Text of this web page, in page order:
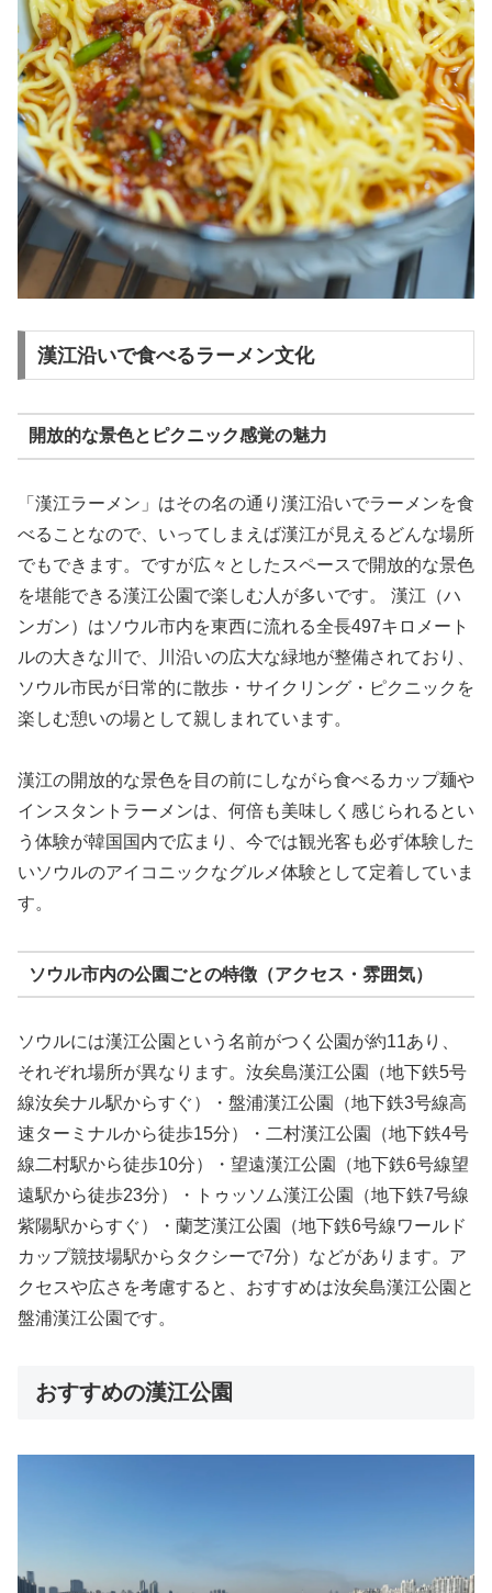
漢江沿いで食べるラーメン文化
開放的な景色とピクニック感覚の魅力
「漢江ラーメン」はその名の通り漢江沿いでラーメンを食
べることなので、いってしまえば漢江が見えるどんな場所
でもできます。ですが広々としたスペースで開放的な景色
を堪能できる漢江公園で楽しむ人が多いです。 漢江（ハ
ンガン）はソウル市内を東西に流れる全長497キロメート
ルの大きな川で、川沿いの広大な緑地が整備されており、
ソウル市民が日常的に散歩・サイクリング・ピクニックを
楽しむ憩いの場として親しまれています。
漢江の開放的な景色を目の前にしながら食べるカップ麺や
インスタントラーメンは、何倍も美味しく感じられるとい
う体験が韓国国内で広まり、今では観光客も必ず体験した
いソウルのアイコニックなグルメ体験として定着していま
す。
ソウル市内の公園ごとの特徴（アクセス・雰囲気）
ソウルには漢江公園という名前がつく公園が約11あり、
それぞれ場所が異なります。汝矣島漢江公園（地下鉄5号
線汝矣ナル駅からすぐ）・盤浦漢江公園（地下鉄3号線高
速ターミナルから徒歩15分）・二村漢江公園（地下鉄4号
線二村駅から徒歩10分）・望遠漢江公園（地下鉄6号線望
遠駅から徒歩23分）・トゥッソム漢江公園（地下鉄7号線
紫陽駅からすぐ）・蘭芝漢江公園（地下鉄6号線ワールド
カップ競技場駅からタクシーで7分）などがあります。ア
クセスや広さを考慮すると、おすすめは汝矣島漢江公園と
盤浦漢江公園です。
おすすめの漢江公園